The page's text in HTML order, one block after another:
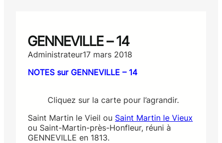
GENNEVILLE – 14
Administrateur17 mars 2018
NOTES sur GENNEVILLE – 14
Cliquez sur la carte pour l’agrandir.
Saint Martin le Vieil ou Saint Martin le Vieux
ou Saint-Martin-près-Honfleur, réuni à
GENNEVILLE en 1813.